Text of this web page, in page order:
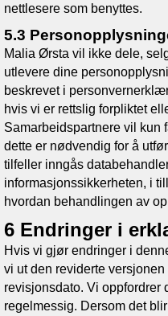
nettlesere som benyttes.
5.3
Malia Ørsta vil ikke dele,
utlevere dine
beskrevet i
hvis vi er rettslig forpliktet
Samarbeidspartnere vil kun
dette er nødvendig for å
tilfeller inngås
informasjonssikkerheten, i
hvordan behandlingen av
6 Endringer i
Hvis vi gjør endringer i
vi ut den reviderte
revisjonsdato. Vi
regelmessig. Dersom det